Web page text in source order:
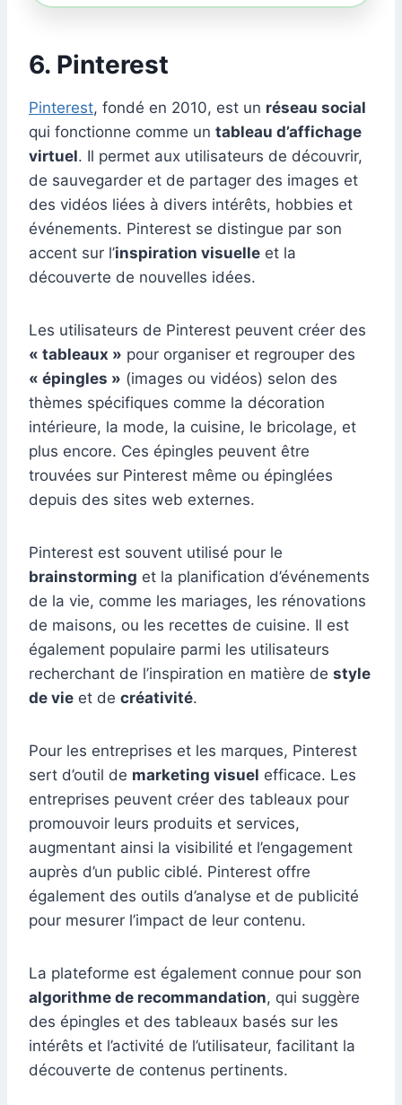
6. Pinterest
Pinterest, fondé en 2010, est un réseau social
qui fonctionne comme un tableau d’affichage
virtuel. Il permet aux utilisateurs de découvrir,
de sauvegarder et de partager des images et
des vidéos liées à divers intérêts, hobbies et
événements. Pinterest se distingue par son
accent sur l’inspiration visuelle et la
découverte de nouvelles idées.
Les utilisateurs de Pinterest peuvent créer des
« tableaux » pour organiser et regrouper des
« épingles » (images ou vidéos) selon des
thèmes spécifiques comme la décoration
intérieure, la mode, la cuisine, le bricolage, et
plus encore. Ces épingles peuvent être
trouvées sur Pinterest même ou épinglées
depuis des sites web externes.
Pinterest est souvent utilisé pour le
brainstorming et la planification d’événements
de la vie, comme les mariages, les rénovations
de maisons, ou les recettes de cuisine. Il est
également populaire parmi les utilisateurs
recherchant de l’inspiration en matière de style
de vie et de créativité.
Pour les entreprises et les marques, Pinterest
sert d’outil de marketing visuel efficace. Les
entreprises peuvent créer des tableaux pour
promouvoir leurs produits et services,
augmentant ainsi la visibilité et l’engagement
auprès d’un public ciblé. Pinterest offre
également des outils d’analyse et de publicité
pour mesurer l’impact de leur contenu.
La plateforme est également connue pour son
algorithme de recommandation, qui suggère
des épingles et des tableaux basés sur les
intérêts et l’activité de l’utilisateur, facilitant la
découverte de contenus pertinents.